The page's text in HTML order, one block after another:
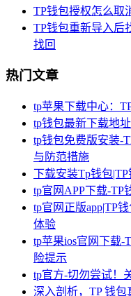
TP钱包授权怎么取
TP钱包重新导入后
找回
热门文章
tp苹果下载中心：
tp钱包最新下载地
tp钱包免费版安装-
与防范措施
下载安装Tp钱包
tp官网APP下载-TP
tp官网正版app|TP
体验
tp苹果ios官网下载-
险提示
tp官方-切勿尝试！
深入剖析，TP 钱包